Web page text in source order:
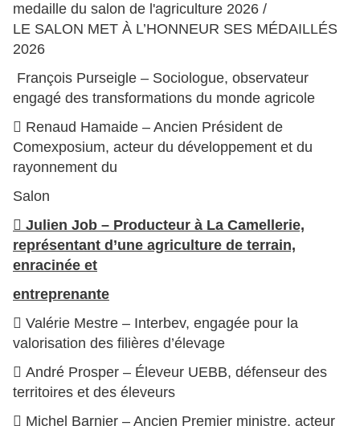
medaille du salon de l'agriculture 2026 /
LE SALON MET À L’HONNEUR SES MÉDAILLÉS
2026
François Purseigle – Sociologue, observateur
engagé des transformations du monde agricole
 Renaud Hamaide – Ancien Président de
Comexposium, acteur du développement et du
rayonnement du
Salon
 Julien Job – Producteur à La Camellerie,
représentant d’une agriculture de terrain,
enracinée et
entreprenante
 Valérie Mestre – Interbev, engagée pour la
valorisation des filières d’élevage
 André Prosper – Éleveur UEBB, défenseur des
territoires et des éleveurs
 Michel Barnier – Ancien Premier ministre, acteur